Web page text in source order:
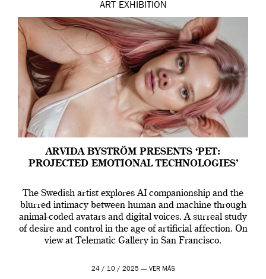
ART EXHIBITION
ARVIDA BYSTRÖM PRESENTS ‘PET:
PROJECTED EMOTIONAL TECHNOLOGIES’
The Swedish artist explores AI companionship and the
blurred intimacy between human and machine through
animal-coded avatars and digital voices. A surreal study
of desire and control in the age of artificial affection. On
view at Telematic Gallery in San Francisco.
24 / 10 / 2025 — VER MÁS